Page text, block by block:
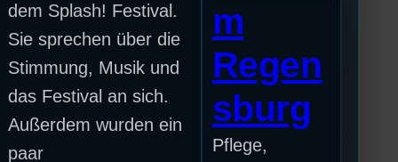
dem Splash! Festival.
Sie sprechen über die
Stimmung, Musik und
das Festival an sich.
Außerdem wurden ein
paar
m
Regen
sburg
Pflege,